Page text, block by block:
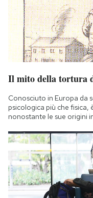
Il mito della tortura
Conosciuto in Europa da
psicologica più che
nonostante le sue origini